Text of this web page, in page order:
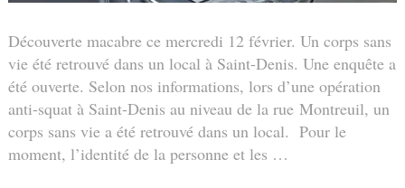
Découverte macabre ce mercredi 12 février. Un corps sans
vie été retrouvé dans un local à Saint-Denis. Une enquête a
été ouverte. Selon nos informations, lors d’une opération
anti-squat à Saint-Denis au niveau de la rue Montreuil, un
corps sans vie a été retrouvé dans un local. Pour le
moment, l’identité de la personne et les …